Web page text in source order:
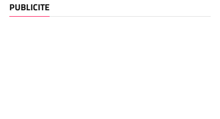
PUBLICITE